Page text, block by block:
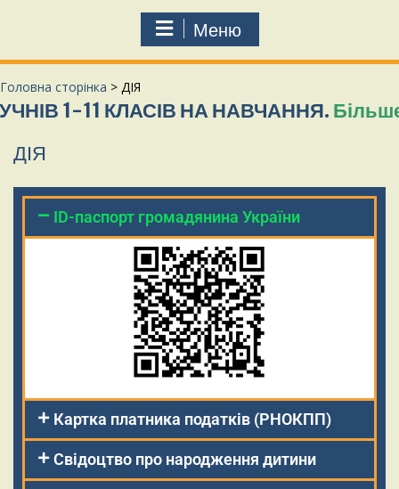
Меню
Головна сторінка > ДІЯ
11 КЛАСІВ НА НАВЧАННЯ.Більше…
ДІЯ
ID-паспорт громадянина України
Картка платника податків (РНОКПП)
Свідоцтво про народження дитини